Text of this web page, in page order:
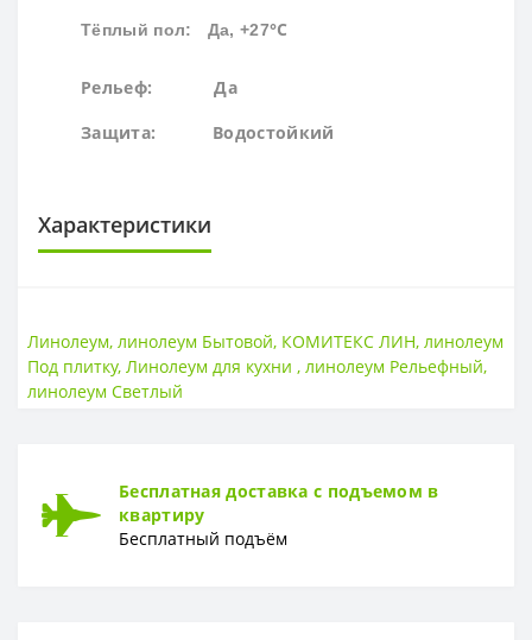
Тёплый пол: Да, +27°С
Рельеф: Да
Защита: Водостойкий
Характеристики
Основа Текстиль
ПОВЕРХНОСТЬ
Толщина
ТОЛЩИНА ЗАЩИТНОГО СЛОЯ
Линолеум, линолеум Бытовой, КОМИТЕКС ЛИН, линолеум
Под плитку, Линолеум для кухни , линолеум Рельефный,
линолеум Светлый
Бесплатная доставка с подъемом в
квартиру
Бесплатный подъём